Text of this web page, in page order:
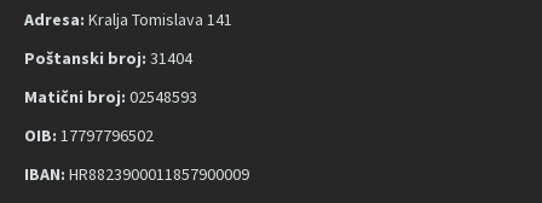
Adresa: Kralja Tomislava 141
Poštanski broj: 31404
Matični broj: 02548593
OIB: 17797796502
IBAN: HR8823900011857900009